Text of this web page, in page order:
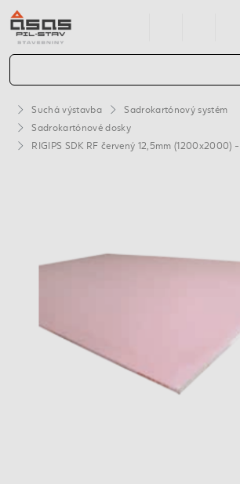
Suchá výstavba
Sadrokartónový systém
Sadrokartónové dosky
RIGIPS SDK RF červený 12,5mm (1200x2000)